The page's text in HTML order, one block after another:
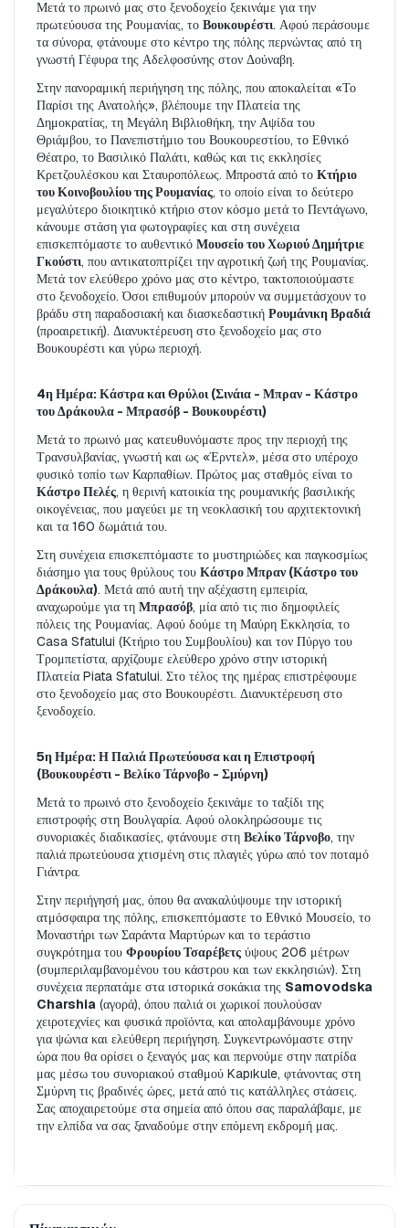
Μετά το πρωινό μας στο ξενοδοχείο ξεκινάμε για την
πρωτεύουσα της Ρουμανίας, το Βουκουρέστι. Αφού περάσουμε
τα σύνορα, φτάνουμε στο κέντρο της πόλης περνώντας από τη
γνωστή Γέφυρα της Αδελφοσύνης στον Δούναβη.
Στην πανοραμική περιήγηση της πόλης, που αποκαλείται «Το
Παρίσι της Ανατολής», βλέπουμε την Πλατεία της
Δημοκρατίας, τη Μεγάλη Βιβλιοθήκη, την Αψίδα του
Θριάμβου, το Πανεπιστήμιο του Βουκουρεστίου, το Εθνικό
Θέατρο, το Βασιλικό Παλάτι, καθώς και τις εκκλησίες
Κρετζουλέσκου και Σταυροπόλεως. Μπροστά από το Κτήριο
του Κοινοβουλίου της Ρουμανίας, το οποίο είναι το δεύτερο
μεγαλύτερο διοικητικό κτήριο στον κόσμο μετά το Πεντάγωνο,
κάνουμε στάση για φωτογραφίες και στη συνέχεια
επισκεπτόμαστε το αυθεντικό Μουσείο του Χωριού Δημήτριε
Γκούστι, που αντικατοπτρίζει την αγροτική ζωή της Ρουμανίας.
Μετά τον ελεύθερο χρόνο μας στο κέντρο, τακτοποιούμαστε
στο ξενοδοχείο. Όσοι επιθυμούν μπορούν να συμμετάσχουν το
βράδυ στη παραδοσιακή και διασκεδαστική Ρουμάνικη Βραδιά
(προαιρετική). Διανυκτέρευση στο ξενοδοχείο μας στο
Βουκουρέστι και γύρω περιοχή.
4η Ημέρα: Κάστρα και Θρύλοι (Σινάια - Μπραν - Κάστρο
του Δράκουλα - Μπρασόβ - Βουκουρέστι)
Μετά το πρωινό μας κατευθυνόμαστε προς την περιοχή της
Τρανσυλβανίας, γνωστή και ως «Έρντελ», μέσα στο υπέροχο
Κάστρο Πελές, η θερινή κατοικία της ρουμανικής βασιλικής
οικογένειας, που μαγεύει με τη νεοκλασική του αρχιτεκτονική
και τα 160 δωμάτιά του.
Στη συνέχεια επισκεπτόμαστε το μυστηριώδες και παγκοσμίως
διάσημο για τους θρύλους του Κάστρο Μπραν (Κάστρο του
Δράκουλα). Μετά από αυτή την αξέχαστη εμπειρία,
αναχωρούμε για τη Μπρασόβ, μία από τις πιο δημοφιλείς
πόλεις της Ρουμανίας. Αφού δούμε τη Μαύρη Εκκλησία, το
Casa Sfatului (Κτήριο του Συμβουλίου) και τον Πύργο του
Τρομπετίστα, αρχίζουμε ελεύθερο χρόνο στην ιστορική
Πλατεία Piata Sfatului. Στο τέλος της ημέρας επιστρέφουμε
στο ξενοδοχείο μας στο Βουκουρέστι. Διανυκτέρευση στο
ξενοδοχείο.
5η Ημέρα: Η Παλιά Πρωτεύουσα και η Επιστροφή
(Βουκουρέστι - Βελίκο Τάρνοβο - Σμύρνη)
Μετά το πρωινό στο ξενοδοχείο ξεκινάμε το ταξίδι της
επιστροφής στη Βουλγαρία. Αφού ολοκληρώσουμε τις
συνοριακές διαδικασίες, φτάνουμε στη Βελίκο Τάρνοβο, την
παλιά πρωτεύουσα χτισμένη στις πλαγιές γύρω από τον ποταμό
Γιάντρα.
Στην περιήγησή μας, όπου θα ανακαλύψουμε την ιστορική
ατμόσφαιρα της πόλης, επισκεπτόμαστε το Εθνικό Μουσείο, το
Μοναστήρι των Σαράντα Μαρτύρων και το τεράστιο
συγκρότημα του Φρουρίου Τσαρέβετς ύψους 206 μέτρων
(συμπεριλαμβανομένου του κάστρου και των εκκλησιών). Στη
συνέχεια περπατάμε στα ιστορικά σοκάκια της Samovodska
Charshia (αγορά), όπου παλιά οι χωρικοί πουλούσαν
χειροτεχνίες και φυσικά προϊόντα, και απολαμβάνουμε χρόνο
για ψώνια και ελεύθερη περιήγηση. Συγκεντρωνόμαστε στην
ώρα που θα ορίσει ο ξεναγός μας και περνούμε στην πατρίδα
μας μέσω του συνοριακού σταθμού Kapıkule, φτάνοντας στη
Σμύρνη τις βραδινές ώρες, μετά από τις κατάλληλες στάσεις.
Σας αποχαιρετούμε στα σημεία από όπου σας παραλάβαμε, με
την ελπίδα να σας ξαναδούμε στην επόμενη εκδρομή μας.